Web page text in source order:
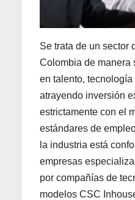
Se trata de un sector
Colombia de manera
en talento,
atrayendo inversión
estrictamente con el
estándares de
la industria está
empresas
por compañías de
modelos CSC